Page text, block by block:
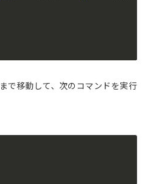
で移動して、次のコマンドを実行